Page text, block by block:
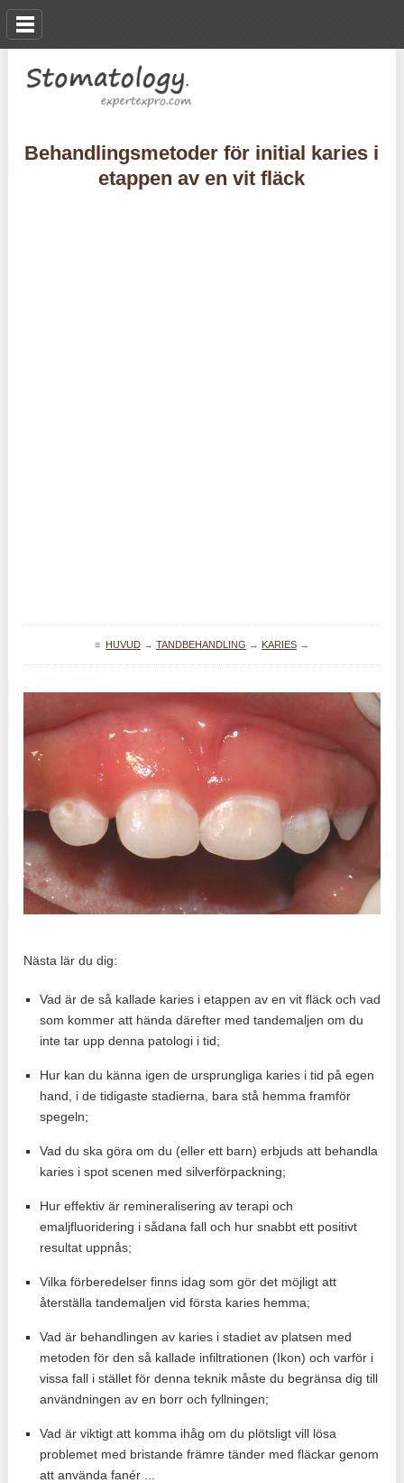
Behandlingsmetoder för initial karies i
etappen av en vit fläck
≡ HUVUD→ TANDBEHANDLING → KARIES→
Nästa lär du dig:
Vad är de så kallade karies i etappen av en vit fläck och vad
som kommer att hända därefter med tandemaljen om du
inte tar upp denna patologi i tid;
Hur kan du känna igen de ursprungliga karies i tid på egen
hand, i de tidigaste stadierna, bara stå hemma framför
spegeln;
Vad du ska göra om du (eller ett barn) erbjuds att behandla
karies i spot scenen med silverförpackning;
Hur effektiv är remineralisering av terapi och
emaljfluoridering i sådana fall och hur snabbt ett positivt
resultat uppnås;
Vilka förberedelser finns idag som gör det möjligt att
återställa tandemaljen vid första karies hemma;
Vad är behandlingen av karies i stadiet av platsen med
metoden för den så kallade infiltrationen (Ikon) och varför i
vissa fall i stället för denna teknik måste du begränsa dig till
användningen av en borr och fyllningen;
Vad är viktigt att komma ihåg om du plötsligt vill lösa
problemet med bristande främre tänder med fläckar genom
att använda fanér ...